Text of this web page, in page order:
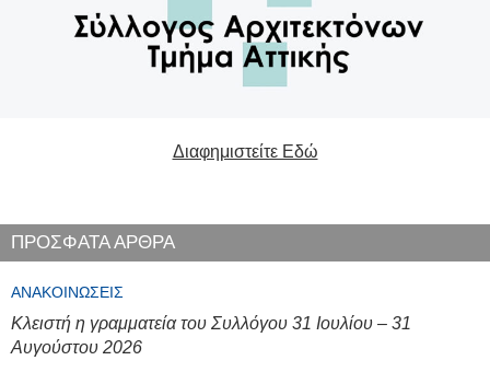
Διαφημιστείτε Εδώ
ΠΡΟΣΦΑΤΑ ΑΡΘΡΑ
ΑΝΑΚΟΙΝΏΣΕΙΣ
Κλειστή η γραμματεία του Συλλόγου 31 Ιουλίου – 31
Αυγούστου 2026